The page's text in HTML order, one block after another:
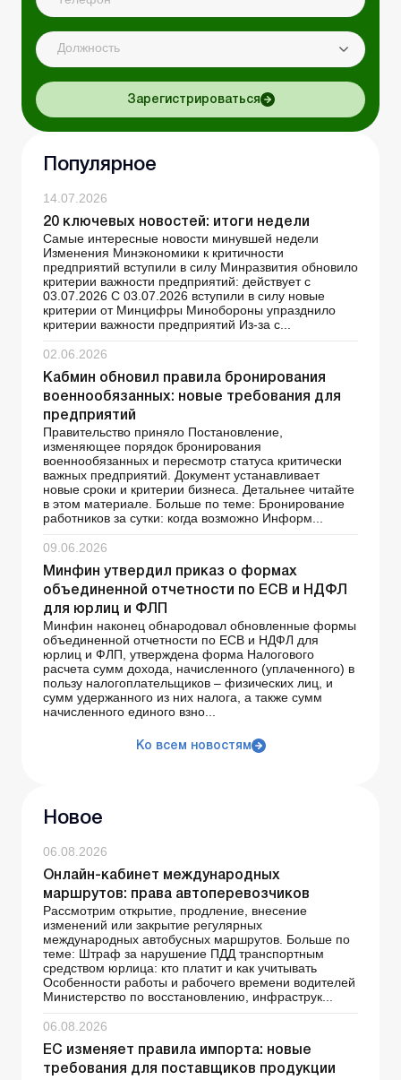
Должность
Зарегистрироваться
Популярное
14.07.2026
20 ключевых новостей: итоги недели
Самые интересные новости минувшей недели
Изменения Минэкономики к критичности
предприятий вступили в силу Минразвития обновило
критерии важности предприятий: действует с
03.07.2026 С 03.07.2026 вступили в силу новые
критерии от Минцифры Минобороны упразднило
критерии важности предприятий Из-за с...
02.06.2026
Кабмин обновил правила бронирования
военнообязанных: новые требования для
предприятий
Правительство приняло Постановление,
изменяющее порядок бронирования
военнообязанных и пересмотр статуса критически
важных предприятий. Документ устанавливает
новые сроки и критерии бизнеса. Детальнее читайте
в этом материале. Больше по теме: Бронирование
работников за сутки: когда возможно Информ...
09.06.2026
Минфин утвердил приказ о формах
объединенной отчетности по ЕСВ и НДФЛ
для юрлиц и ФЛП
Минфин наконец обнародовал обновленные формы
объединенной отчетности по ЕСВ и НДФЛ для
юрлиц и ФЛП, утверждена форма Налогового
расчета сумм дохода, начисленного (уплаченного) в
пользу налогоплательщиков – физических лиц, и
сумм удержанного из них налога, а также сумм
начисленного единого взно...
Ко всем новостям
Новое
06.08.2026
Онлайн-кабинет международных
маршрутов: права автоперевозчиков
Рассмотрим открытие, продление, внесение
изменений или закрытие регулярных
международных автобусных маршрутов. Больше по
теме: Штраф за нарушение ПДД транспортным
средством юрлица: кто платит и как учитывать
Особенности работы и рабочего времени водителей
Министерство по восстановлению, инфраструк...
06.08.2026
ЕС изменяет правила импорта: новые
требования для поставщиков продукции